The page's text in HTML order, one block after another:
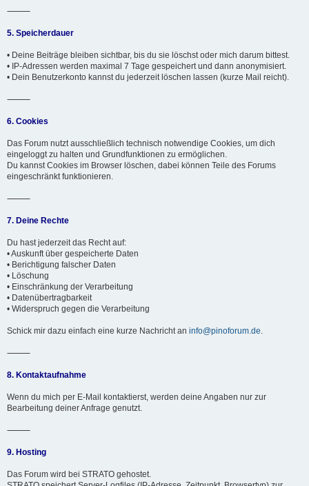
⸻
5. Speicherdauer
• Deine Beiträge bleiben sichtbar, bis du sie löschst oder mich darum bittest.
• IP-Adressen werden maximal 7 Tage gespeichert und dann anonymisiert.
• Dein Benutzerkonto kannst du jederzeit löschen lassen (kurze Mail reicht).
⸻
6. Cookies
Das Forum nutzt ausschließlich technisch notwendige Cookies, um dich
eingeloggt zu halten und Grundfunktionen zu ermöglichen.
Du kannst Cookies im Browser löschen, dabei können Teile des Forums
eingeschränkt funktionieren.
⸻
7. Deine Rechte
Du hast jederzeit das Recht auf:
• Auskunft über gespeicherte Daten
• Berichtigung falscher Daten
• Löschung
• Einschränkung der Verarbeitung
• Datenübertragbarkeit
• Widerspruch gegen die Verarbeitung
Schick mir dazu einfach eine kurze Nachricht an info@pinoforum.de.
⸻
8. Kontaktaufnahme
Wenn du mich per E-Mail kontaktierst, werden deine Angaben nur zur
Bearbeitung deiner Anfrage genutzt.
⸻
9. Hosting
Das Forum wird bei STRATO gehostet.